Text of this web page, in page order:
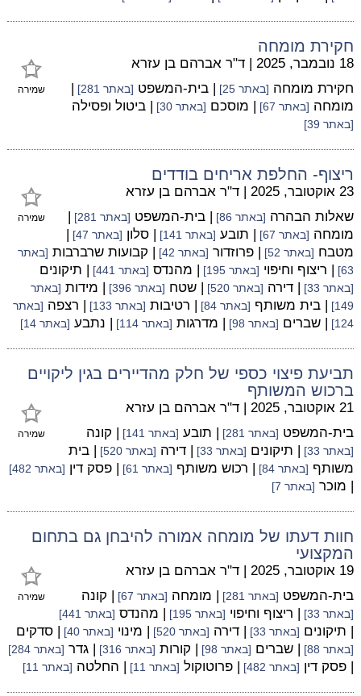
חקירת מומחה
שמירה
18 נובמבר, 2025 | ד"ר אברהם בן עזרא
חקירת מומחה [באתר 25] | בית-המשפט [באתר 281]
|
מומחה [באתר 67] | מוסכם [באתר 30] | ביטול ופסילה
[באתר 39]
ריצוף- החלפת אריחים בודדים
שמירה
23 אוקטובר, 2025 | ד"ר אברהם בן עזרא
שאלות הבהרה [באתר 86] | בית-המשפט [באתר 281]
|
מומחה [באתר 67] | תובע [באתר 141] | סלון [באתר 47]
|
מטבח [באתר 52] | פרוזדור [באתר 42] | קבועות שרברבות [באתר
63]
| ריצוף וחיפוי [באתר 195] | מהנדס [באתר 441] | תיקונים
[באתר 33] | דירה [באתר 520] | שטח [באתר 396] | מידות [באתר
149]
| בית משותף [באתר 84] | רטיבות [באתר 133] | רצפה [באתר
124]
| שברים [באתר 98] | מדרגות [באתר 114] | נתבע [באתר 14]
תביעת פיצוי כספי של חלק מהדיירים בגין ליקויים
ברכוש המשותף
שמירה
21 אוקטובר, 2025 | ד"ר אברהם בן עזרא
בית-המשפט [באתר 281] | תובע [באתר 141] | קונה
[באתר 33] | תיקונים [באתר 33] | דירה [באתר 520]
| בית
משותף [באתר 84] | רכוש משותף [באתר 61] | פסק דין [באתר 482]
| מוכר [באתר 7]
חוות דעתו של מומחה אמורה להיבחן גם בתחום
המקצועי
שמירה
19 אוקטובר, 2025 | ד"ר אברהם בן עזרא
בית-המשפט [באתר 281] | מומחה [באתר 67] | קונה
[באתר 33] | ריצוף וחיפוי [באתר 195] | מהנדס [באתר 441]
| תיקונים [באתר 33] | דירה [באתר 520] | מינוי [באתר 40] | סדקים
[באתר 88] | שברים [באתר 98] | קורות [באתר 316] | גדר [באתר 284]
| פסק דין [באתר 482] | פרוטוקול [באתר 11] | החלטה [באתר 11]